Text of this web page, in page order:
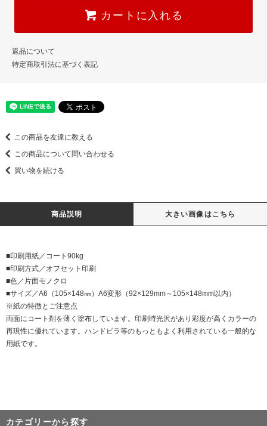
カートに入れる
返品について
特定商取引法に基づく表記
この商品を友達に教える
この商品について問い合わせる
買い物を続ける
商品説明 大きい画像はこちら
■印刷用紙／コート90kg
■印刷方式／オフセット印刷
■色／片面モノクロ
■サイズ／A6（105×148㎜）A6変形（92×129mm～105×148mm以内）
※紙の特徴とご注意点
両面にコート剤を薄く塗布しています。印刷時光沢があり彩度が高くカラーの
再現性に優れています。ハンドビラ等のもっともよく利用されている一般的な
用紙です。
カテゴリーから探す